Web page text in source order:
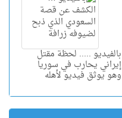
بالفيديو ..... لحظة مقتل
إيراني يحارب في سوريا
وهو يوثق فيديو لأهله